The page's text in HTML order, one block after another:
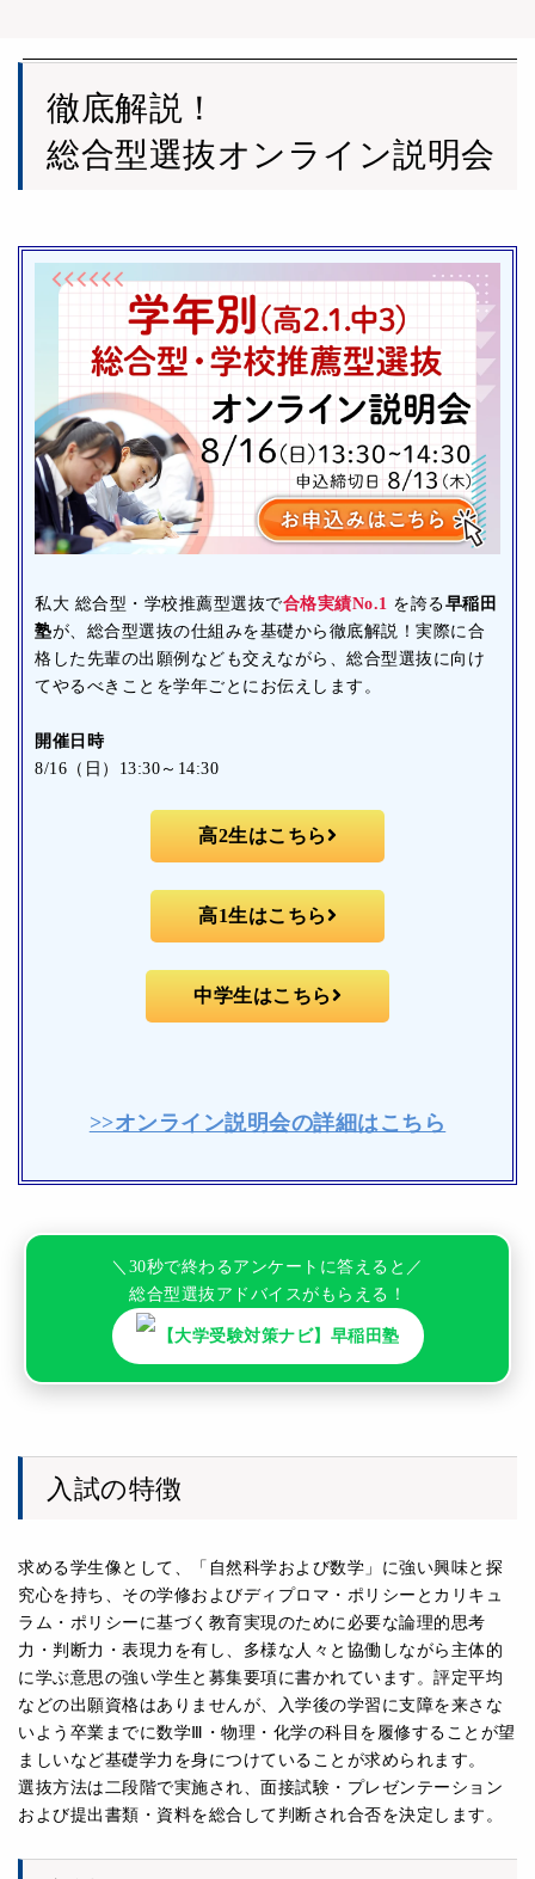
徹底解説！
総合型選抜オンライン説明会
私大 総合型・学校推薦型選抜で合格実績No.1 を誇る早稲田
塾が、総合型選抜の仕組みを基礎から徹底解説！実際に合
格した先輩の出願例なども交えながら、総合型選抜に向け
てやるべきことを学年ごとにお伝えします。
開催日時
8/16（日）13:30～14:30
高2生はこちら
高1生はこちら
中学生はこちら
>>オンライン説明会の詳細はこちら
＼30秒で終わるアンケートに答えると／
総合型選抜アドバイスがもらえる！
【大学受験対策ナビ】早稲田塾
入試の特徴
求める学生像として、「自然科学および数学」に強い興味と探
究心を持ち、その学修およびディプロマ・ポリシーとカリキュ
ラム・ポリシーに基づく教育実現のために必要な論理的思考
力・判断力・表現力を有し、多様な人々と協働しながら主体的
に学ぶ意思の強い学生と募集要項に書かれています。評定平均
などの出願資格はありませんが、入学後の学習に支障を来さな
いよう卒業までに数学Ⅲ・物理・化学の科目を履修することが望
ましいなど基礎学力を身につけていることが求められます。
選抜方法は二段階で実施され、面接試験・プレゼンテーション
および提出書類・資料を総合して判断され合否を決定します。